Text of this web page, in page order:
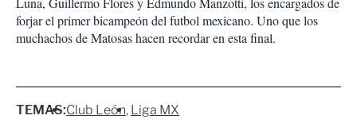
forjar el primer bicampeón del futbol mexicano. Uno que los
muchachos de Matosas hacen recordar en esta final.
TEMAS:Club León Liga MX